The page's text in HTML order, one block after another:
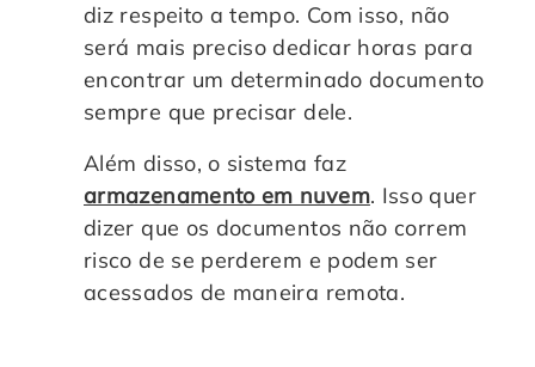
diz respeito a tempo. Com isso, não
será mais preciso dedicar horas para
encontrar um determinado documento
sempre que precisar dele.
Além disso, o sistema faz
armazenamento em nuvem. Isso quer
dizer que os documentos não correm
risco de se perderem e podem ser
acessados de maneira remota.